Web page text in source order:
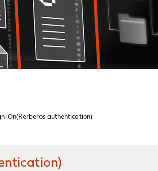
On(Kerberos authentication)